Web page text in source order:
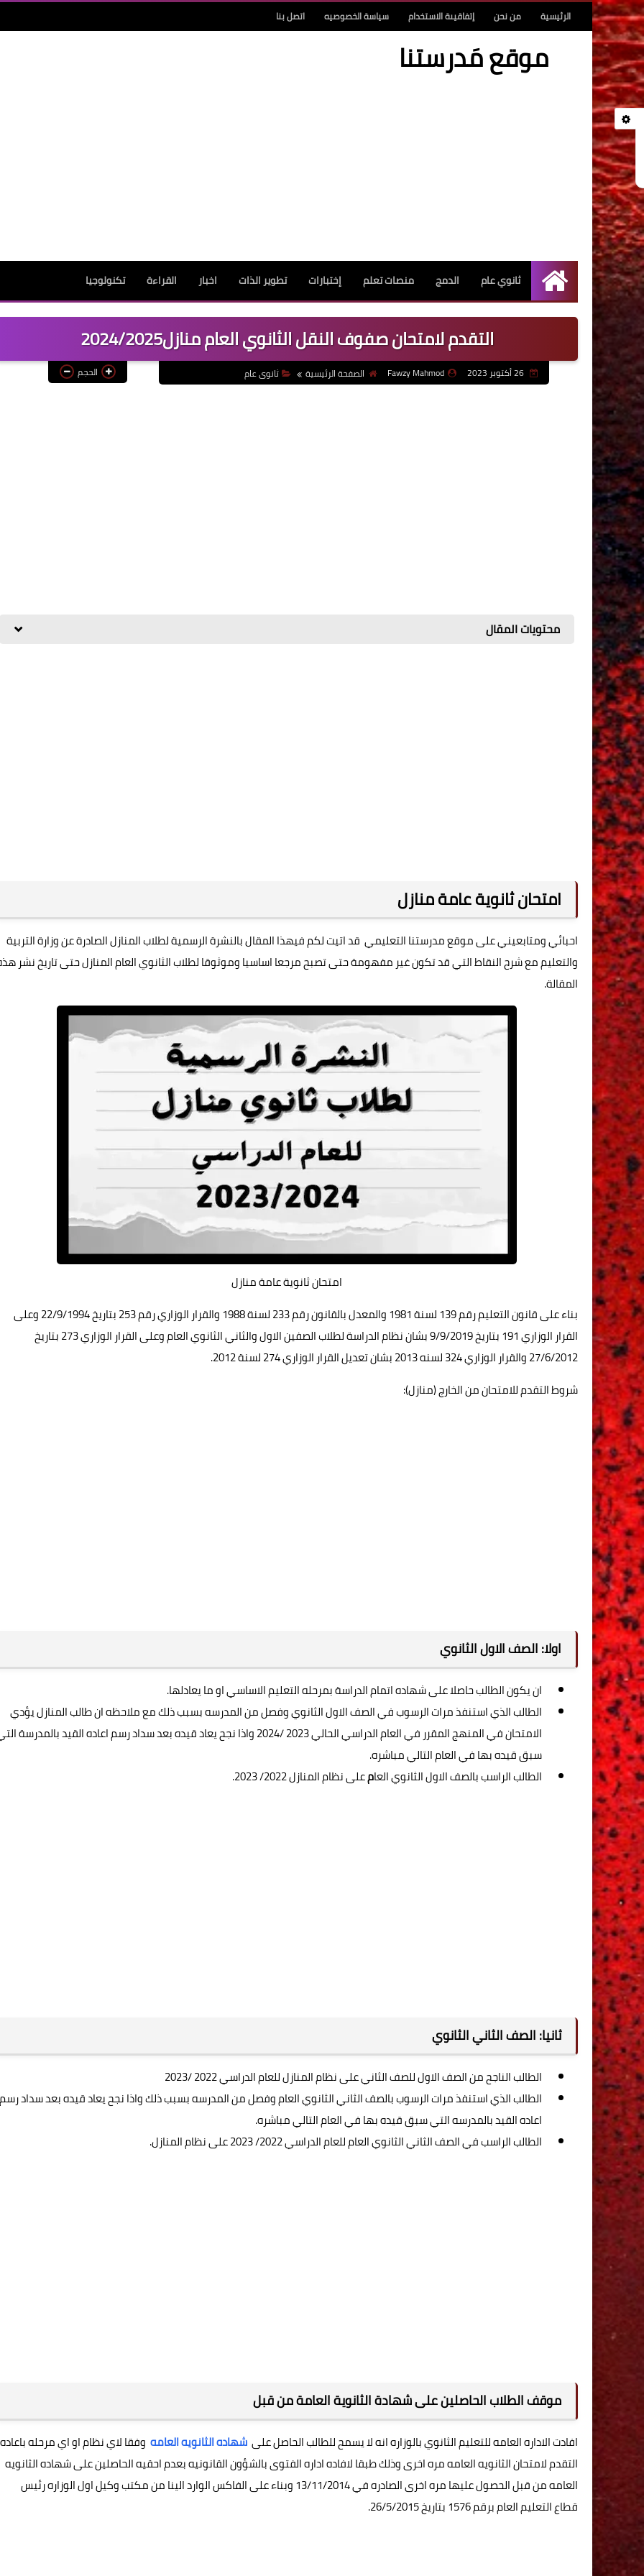
الرئيسية من نحن إتفاقيىة الاستخدام سياسة الخصوصيه اتصل بنا
موقع مَدرستنا
الرئيسية
ثانوي عام الدمج منصات تعلم إختبارات تطوير الذات اخبار القراءة تكنولوجيا
التقدم لامتحان صفوف النقل الثانوي العام منازل2024/2025
26 أكتوبر 2023 Fawzy Mahmod الصفحة الرئيسية ثانوى عام الحجم
محتويات المقال
امتحان ثانوية عامة منازل
احبائي ومتابعيني على موقع مدرستنا التعليمي قد اتيت لكم فيهذا المقال بالنشرة الرسمية لطلاب المنازل الصادرة عن وزارة التربية
والتعليم مع شرح النقاط التي قد تكون غير مفهومة حتى تصبح مرجعا اساسيا وموثوقا لطلاب الثانوي العام المنازل حتى تاريخ نشر
المقالة.
امتحان ثانوية عامة منازل
بناء على قانون التعليم رقم 139 لسنة 1981 والمعدل بالقانون رقم 233 لسنة 1988 والقرار الوزاري رقم 253 بتاريخ 22/9/1994 وعلى
القرار الوزاري 191 بتاريخ 9/9/2019 بشان نظام الدراسة لطلاب الصفين الاول والثاني الثانوي العام وعلى القرار الوزاري 273 بتاريخ
27/6/2012 والقرار الوزاري 324 لسنه 2013 بشان تعديل القرار الوزاري 274 لسنة 2012.
شروط التقدم للامتحان من الخارج (منازل):
اولا: الصف الاول الثانوي
ان يكون الطالب حاصلا على شهاده اتمام الدراسة بمرحله التعليم الاساسي او ما يعادلها.
الطالب الذي استنفذ مرات الرسوب في الصف الاول الثانوي وفصل من المدرسه بسبب ذلك مع ملاحظه ان طالب المنازل يؤدي
الامتحان في المنهج المقرر في العام الدراسي الحالي 2023 /2024 واذا نجح يعاد قيده بعد سداد رسم اعاده القيد بالمدرسة
سبق قيده بها في العام التالي مباشره.
الطالب الراسب بالصف الاول الثانوي العامعلى نظام المنازل 2022/ 2023.
ثانيا: الصف الثاني الثانوي
الطالب الناجح من الصف الاول للصف الثاني على نظام المنازل للعام الدراسي 2022 /2023
الطالب الذي استنفذ مرات الرسوب بالصف الثاني الثانوي العام وفصل من المدرسه بسبب ذلك واذا نجح يعاد قيده بعد سداد رسم
اعاده القيد بالمدرسه التي سبق قيده بها في العام التالي مباشره.
الطالب الراسب في الصف الثاني الثانوي العام للعام الدراسي 2022/ 2023 على نظام المنازل.
موقف الطلاب الحاصلين على شهادة الثانوية العامة من قبل
افادت الاداره العامه للتعليم الثانوي بالوزاره انه لا يسمح للطالب الحاصل على شهاده الثانويه العامه وفقا لاي نظام او اي مرحله باعاده
التقدم لامتحان الثانويه العامه مره اخرى وذلك طبقا لافاده اداره الفتوى بالشؤون القانونيه بعدم احقيه الحاصلين على شهاده الثانويه
العامه من قبل الحصول عليها مره اخرى الصادره في 13/11/2014 وبناء على الفاكس الوارد الينا من مكتب وكيل اول الوزاره رئيس
قطاع التعليم العام برقم 1576 بتاريخ 26/5/2015.